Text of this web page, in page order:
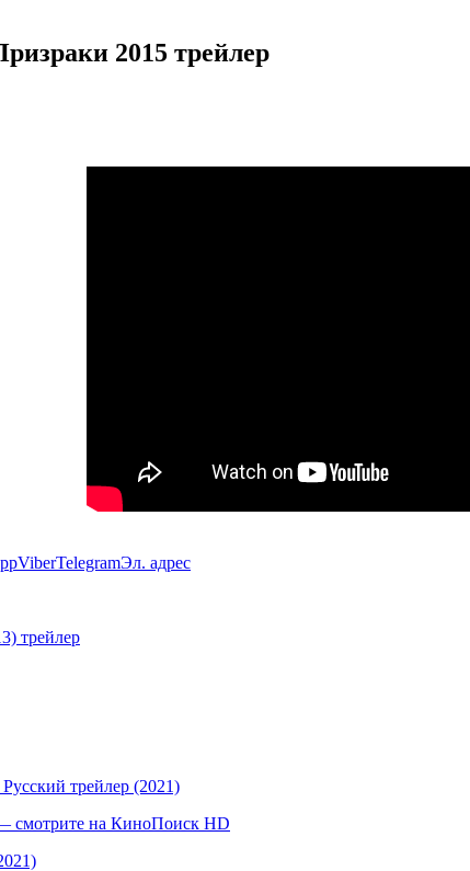
2015 трейлер
ViberTelegramЭл. адрес
трейлер
трейлер (2021)
смотрите на КиноПоиск HD